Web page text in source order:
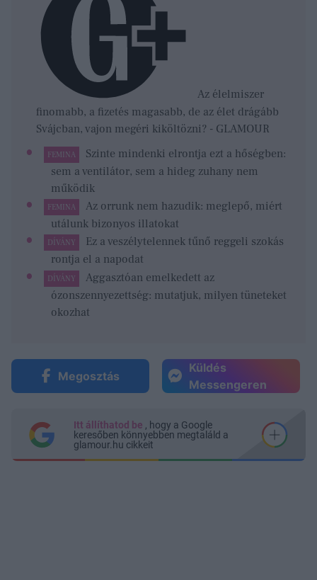
Az élelmiszer
finomabb, a fizetés magasabb, de az élet drágább
Svájcban, vajon megéri kiköltözni? - GLAMOUR
FEMINA
Szinte mindenki elrontja ezt a hőségben:
sem a ventilátor, sem a hideg zuhany nem
működik
FEMINA
Az orrunk nem hazudik: meglepő, miért
utálunk bizonyos illatokat
DÍVÁNY
Ez a veszélytelennek tűnő reggeli szokás
rontja el a napodat
DÍVÁNY
Aggasztóan emelkedett az
ózonszennyezettség: mutatjuk, milyen tüneteket
okozhat
Megosztás
Küldés
Messengeren
Itt állíthatod be , hogy a Google
keresőben könnyebben megtaláld a
glamour.hu cikkeit